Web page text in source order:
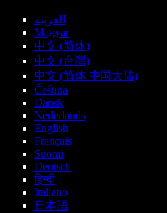
العربية
Magyar
中文 (简体)
中文 (台灣)
中文 (简体 中国大陆)
Čeština
Dansk
Nederlands
English
Français
Suomi
Deutsch
हिन्दी
Italiano
日本語